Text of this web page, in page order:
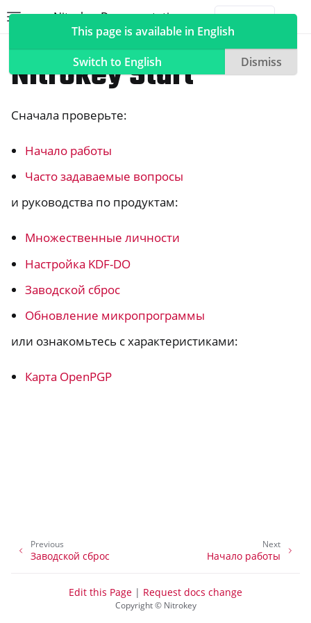
Nitrokey Documentation
navigation of Features
navigation of Nitrokey 3
navigation of Nitrokey HSM 2
navigation of Nitrokey Pro 2
navigation of Nitrokey Start
navigation of NitroPhone, NitroTablet
navigation of NextBox
navigation of NetHSM
navigation of NitroWall
Nitrokey Start
Сначала проверьте:
Начало работы
Часто задаваемые вопросы
и руководства по продуктам:
Множественные личности
Настройка KDF-DO
Заводской сброс
Обновление микропрограммы
или ознакомьтесь с характеристиками:
Карта OpenPGP
This page is available in English
Switch to English
Dismiss
Next
Начало работы
Previous
Заводской сброс
Copyright © Nitrokey
Edit this Page | Request docs change